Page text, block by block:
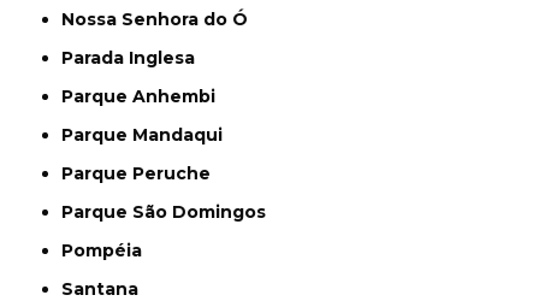
Nossa Senhora do Ó
Parada Inglesa
Parque Anhembi
Parque Mandaqui
Parque Peruche
Parque São Domingos
Pompéia
Santana